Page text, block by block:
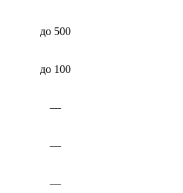
до 500
до 100
—
—
—